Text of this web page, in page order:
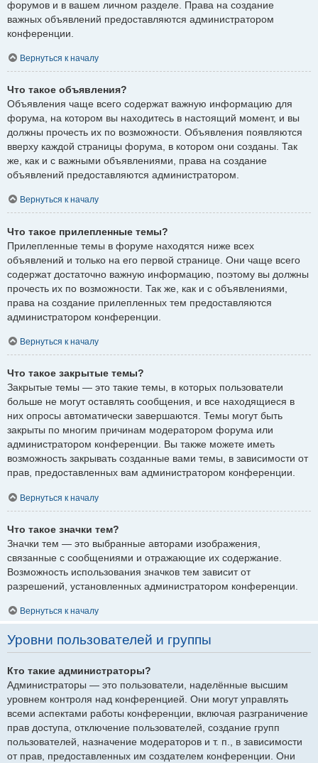
форумов и в вашем личном разделе. Права на создание
важных объявлений предоставляются администратором
конференции.
Вернуться к началу
Что такое объявления?
Объявления чаще всего содержат важную информацию для
форума, на котором вы находитесь в настоящий момент, и вы
должны прочесть их по возможности. Объявления появляются
вверху каждой страницы форума, в котором они созданы. Так
же, как и с важными объявлениями, права на создание
объявлений предоставляются администратором.
Вернуться к началу
Что такое прилепленные темы?
Прилепленные темы в форуме находятся ниже всех
объявлений и только на его первой странице. Они чаще всего
содержат достаточно важную информацию, поэтому вы должны
прочесть их по возможности. Так же, как и с объявлениями,
права на создание прилепленных тем предоставляются
администратором конференции.
Вернуться к началу
Что такое закрытые темы?
Закрытые темы — это такие темы, в которых пользователи
больше не могут оставлять сообщения, и все находящиеся в
них опросы автоматически завершаются. Темы могут быть
закрыты по многим причинам модератором форума или
администратором конференции. Вы также можете иметь
возможность закрывать созданные вами темы, в зависимости от
прав, предоставленных вам администратором конференции.
Вернуться к началу
Что такое значки тем?
Значки тем — это выбранные авторами изображения,
связанные с сообщениями и отражающие их содержание.
Возможность использования значков тем зависит от
разрешений, установленных администратором конференции.
Вернуться к началу
Уровни пользователей и группы
Кто такие администраторы?
Администраторы — это пользователи, наделённые высшим
уровнем контроля над конференцией. Они могут управлять
всеми аспектами работы конференции, включая разграничение
прав доступа, отключение пользователей, создание групп
пользователей, назначение модераторов и т. п., в зависимости
от прав, предоставленных им создателем конференции. Они